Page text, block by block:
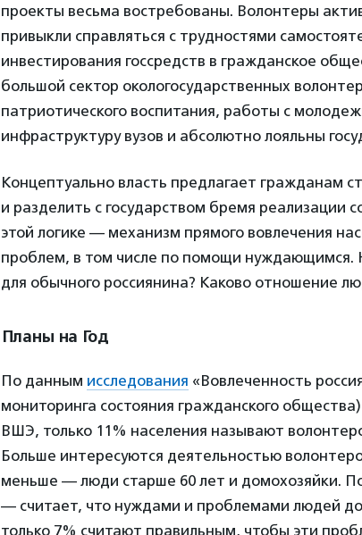
проекты весьма востребованы. Волонтеры
привыкли справляться с трудностями
инвестирования госсредств в гражданское
большой сектор окологосударственных
патриотического воспитания, работы с
инфраструктуру вузов и абсолютно лояльны
Концептуально власть предлагает гражданам
и разделить с государством бремя реализации
этой логике — механизм прямого вовлечения
проблем, в том числе по помощи нуждающимся.
для обычного россиянина? Каково отношение
Планы на Год
По данным исследования «Вовлеченность
мониторинга состояния гражданского
ВШЭ, только 11% населения называют
Больше интересуются деятельностью
меньше — люди старше 60 лет и домохозяйки.
— считает, что нуждами и проблемами людей
только 7% считают правильным, чтобы эти